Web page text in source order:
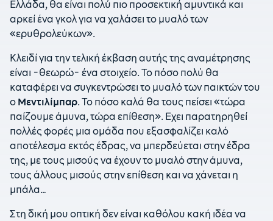
Ελλάδα, θα είναι πολύ πιο προσεκτική αμυντικά και
αρκεί ένα γκολ για να χαλάσει το μυαλό των
«ερυθρολεύκων».
Κλειδί για την τελική έκβαση αυτής της αναμέτρησης
είναι -θεωρώ- ένα στοιχείο. Το πόσο πολύ θα
καταφέρει να συγκεντρώσει το μυαλό των παικτών του
ο Μεντιλίμπαρ. Το πόσο καλά θα τους πείσει «τώρα
παίζουμε άμυνα, τώρα επίθεση». Εχει παρατηρηθεί
πολλές φορές μια ομάδα που εξασφαλίζει καλό
αποτέλεσμα εκτός έδρας, να μπερδεύεται στην έδρα
της, με τους μισούς να έχουν το μυαλό στην άμυνα,
τους άλλους μισούς στην επίθεση και να χάνεται η
μπάλα…
Στη δική μου οπτική δεν είναι καθόλου κακή ιδέα να